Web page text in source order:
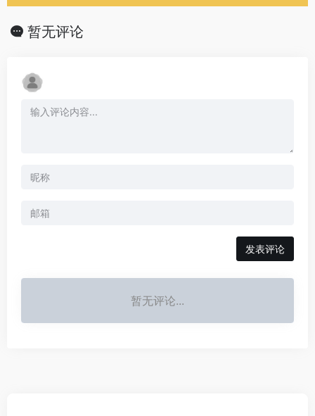
暂无评论
发表评论
暂无评论...